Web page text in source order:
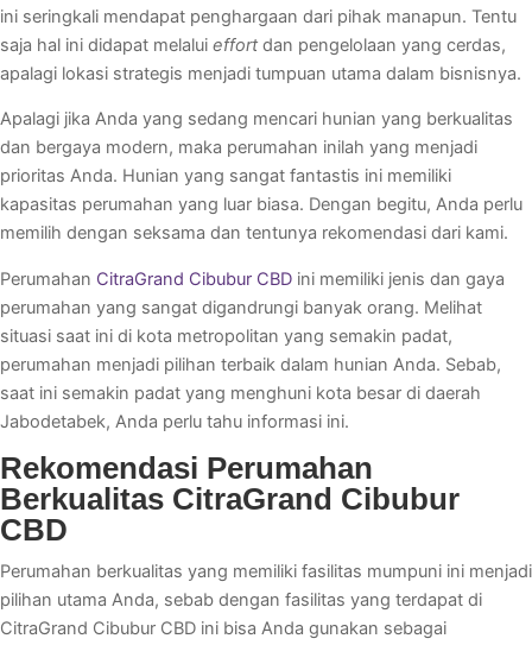
ini seringkali mendapat penghargaan dari pihak manapun. Tentu
saja hal ini didapat melalui effort dan pengelolaan yang cerdas,
apalagi lokasi strategis menjadi tumpuan utama dalam bisnisnya.
Apalagi jika Anda yang sedang mencari hunian yang berkualitas
dan bergaya modern, maka perumahan inilah yang menjadi
prioritas Anda. Hunian yang sangat fantastis ini memiliki
kapasitas perumahan yang luar biasa. Dengan begitu, Anda perlu
memilih dengan seksama dan tentunya rekomendasi dari kami.
Perumahan CitraGrand Cibubur CBD ini memiliki jenis dan gaya
perumahan yang sangat digandrungi banyak orang. Melihat
situasi saat ini di kota metropolitan yang semakin padat,
perumahan menjadi pilihan terbaik dalam hunian Anda. Sebab,
saat ini semakin padat yang menghuni kota besar di daerah
Jabodetabek, Anda perlu tahu informasi ini.
Rekomendasi Perumahan
Berkualitas CitraGrand Cibubur
CBD
Perumahan berkualitas yang memiliki fasilitas mumpuni ini menjadi
pilihan utama Anda, sebab dengan fasilitas yang terdapat di
CitraGrand Cibubur CBD ini bisa Anda gunakan sebagai